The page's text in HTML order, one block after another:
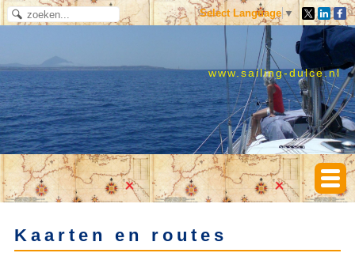
Select Language ▼
www.sailing-dulce.nl
Kaarten en routes